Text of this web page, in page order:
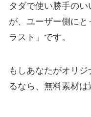
タダで使い勝手の
が、ユーザー側に
ラスト」です。
もしあなたがオリ
るなら、無料素材は